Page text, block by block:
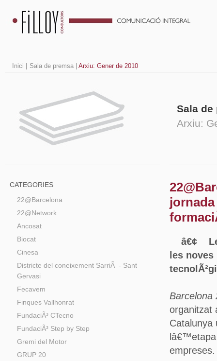
Inici Sala de premsa Arxiu: Gener de 2010
Sala de
Arxiu:
CATEGORIES
22@Barcelona
22@Network
Ancosat
Biocat
Cinesa
Districte del coneixement SarriÃ - Sant
Gervasi
Fecavem
Finques Vallhonrat
FundaciÃ³ CTecno
FundaciÃ³ Step by Step
Gremi del Motor
GRUP 20
â€¢ Les
les
Barcelona
organitzat
Catalunya
empreses.